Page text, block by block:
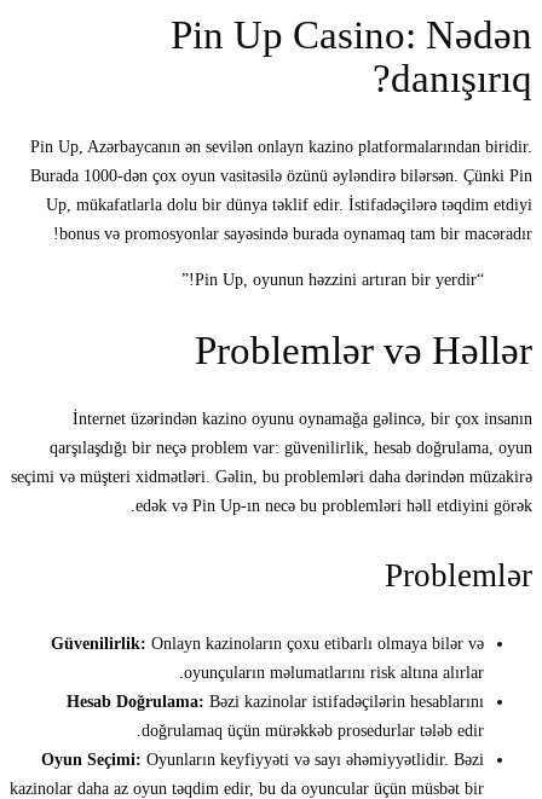
Pin Up Casino: Nədən
danışırıq?
Pin Up, Azərbaycanın ən sevilən onlayn kazino platformalarından biridir.
Burada 1000-dən çox oyun vasitəsilə özünü əyləndirə bilərsən. Çünki Pin
Up, mükafatlarla dolu bir dünya təklif edir. İstifadəçilərə təqdim etdiyi
bonus və promosyonlar sayəsində burada oynamaq tam bir macəradır!
“Pin Up, oyunun həzzini artıran bir yerdir!”
Problemlər və Həllər
İnternet üzərindən kazino oyunu oynamağa gəlincə, bir çox insanın
qarşılaşdığı bir neçə problem var: güvenilirlik, hesab doğrulama, oyun
seçimi və müşteri xidmətləri. Gəlin, bu problemləri daha dərindən müzakirə
edək və Pin Up-ın necə bu problemləri həll etdiyini görək.
Problemlər
Güvenilirlik: Onlayn kazinoların çoxu etibarlı olmaya bilər və
oyunçuların məlumatlarını risk altına alırlar.
Hesab Doğrulama: Bəzi kazinolar istifadəçilərin hesablarını
doğrulamaq üçün mürəkkəb prosedurlar tələb edir.
Oyun Seçimi: Oyunların keyfiyyəti və sayı əhəmiyyətlidir. Bəzi
kazinolar daha az oyun təqdim edir, bu da oyuncular üçün müsbət bir